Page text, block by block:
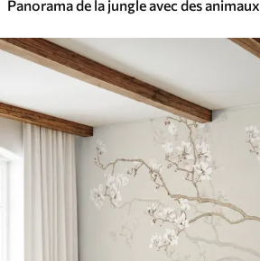
Panorama de la jungle avec des animaux